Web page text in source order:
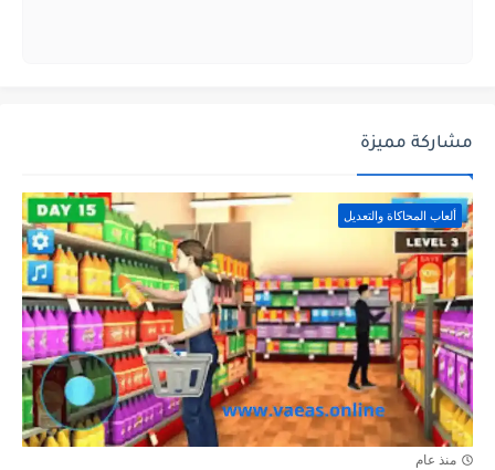
مشاركة مميزة
ألعاب المحاكاة والتعديل
منذ عام